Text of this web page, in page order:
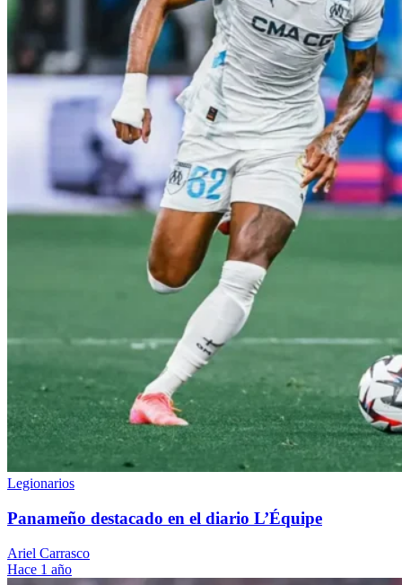
Legionarios
Panameño destacado en el diario L’Équipe
Ariel Carrasco
Hace 1 año